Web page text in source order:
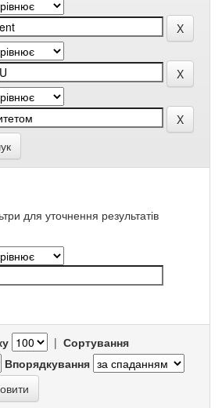
для уточнення результатів
| Сортування
Впорядкування